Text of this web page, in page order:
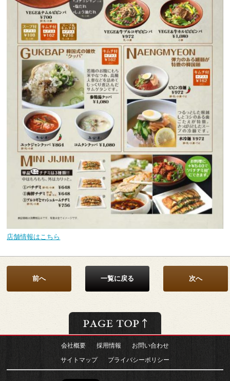
店舗情報はこちら
前へ 一覧に戻る 次へ
会社概要 採用情報 お問い合わせ
サイトマップ プライバシーポリシー